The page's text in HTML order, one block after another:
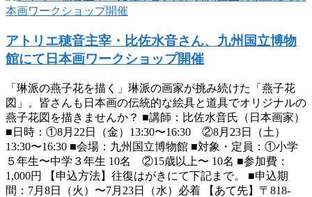
アトリエ穂音主宰・比佐水音さん、九州国立博物
館にて日本画ワークショップ開催
「琳派の燕子花を描く」琳派の画家が挑み続けた「燕子花
図」。皆さんも日本画の伝統的な絵具と道具でオリジナルの
燕子花図を描きませんか？ ■講師：比佐水音氏（日本画家）
■日時：①8月22日（金）13:30〜16:30 ②8月23日（土）
13:30〜16:30 ■会場：九州国立博物館 ■対象・定員：①小学
５年生〜中学３年生 10名 ②15歳以上〜 10名 ■参加費：
1,000円 【申込方法】往復はがきにて下記まで。 ■申込期
間：7月8日（火）〜7月23日（水）必着 【あて先】〒818-